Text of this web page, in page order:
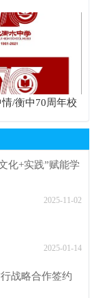
/衡中70周年校
化+实践”赋能学
2025-11-02
2025-01-14
战略合作签约